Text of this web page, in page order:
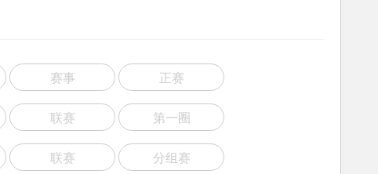
赛事 正赛
联赛 第一圈
联赛 分组赛